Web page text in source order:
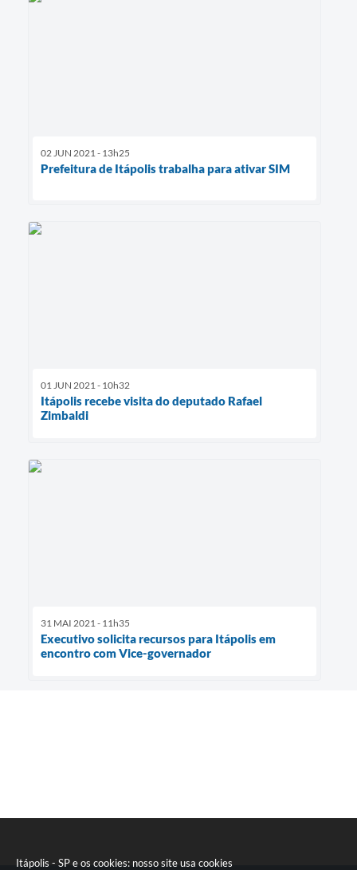
Itápolis - SP e os cookies: nosso site usa cookies
02 JUN 2021 - 13h25
Prefeitura de Itápolis trabalha para ativar SIM
01 JUN 2021 - 10h32
Itápolis recebe visita do deputado Rafael
Zimbaldi
31 MAI 2021 - 11h35
Executivo solicita recursos para Itápolis em
encontro com Vice-governador